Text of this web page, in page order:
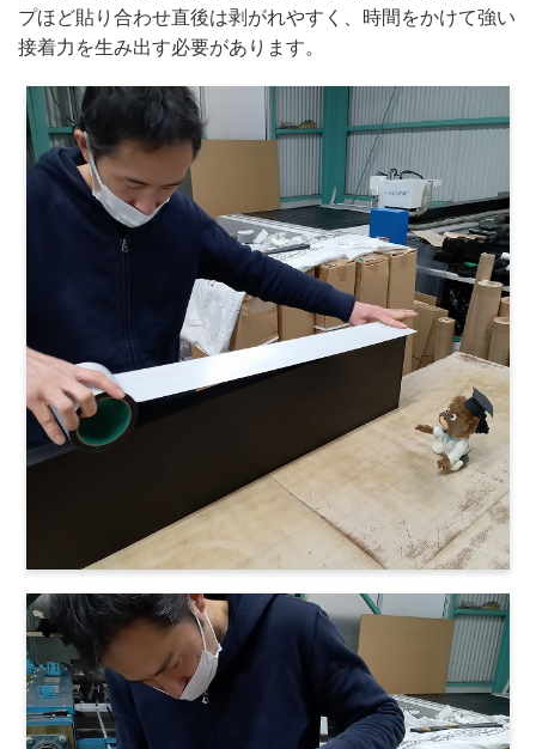
プほど貼り合わせ直後は剥がれやすく、時間をかけて強い
接着力を生み出す必要があります。